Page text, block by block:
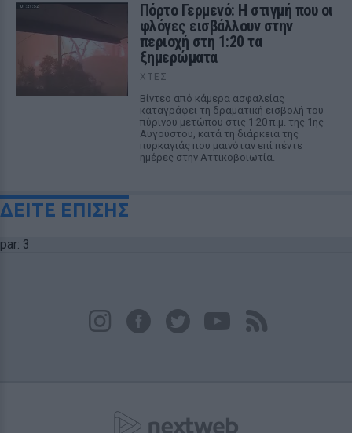
Πόρτο Γερμενό: Η στιγμή που οι
φλόγες εισβάλλουν στην
περιοχή στη 1:20 τα
ξημερώματα
ΧΤΕΣ
Βίντεο από κάμερα ασφαλείας
καταγράφει τη δραματική εισβολή του
πύρινου μετώπου στις 1:20 π.μ. της 1ης
Αυγούστου, κατά τη διάρκεια της
πυρκαγιάς που μαινόταν επί πέντε
ημέρες στην Αττικοβοιωτία.
ΔΕΙΤΕ ΕΠΙΣΗΣ
par: 3